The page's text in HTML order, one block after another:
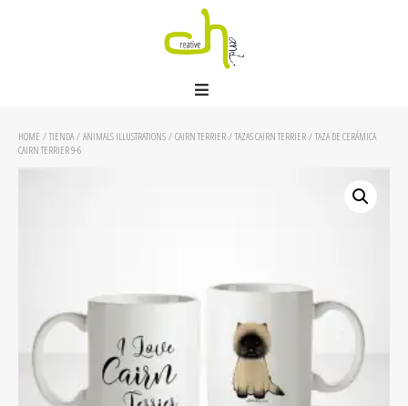
HOME / TIENDA/ ANIMALS ILLUSTRATIONS / CAIRN TERRIER / TAZAS CAIRN TERRIER / TAZA DE CERÁMICA
CAIRN TERRIER 9-6